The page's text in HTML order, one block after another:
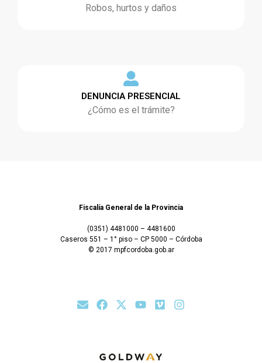
Robos, hurtos y daños
DENUNCIA PRESENCIAL
¿Cómo es el trámite?
Fiscalía General de la Provincia
(0351) 4481000 – 4481600
Caseros 551 – 1° piso – CP 5000 – Córdoba
© 2017 mpfcordoba.gob.ar